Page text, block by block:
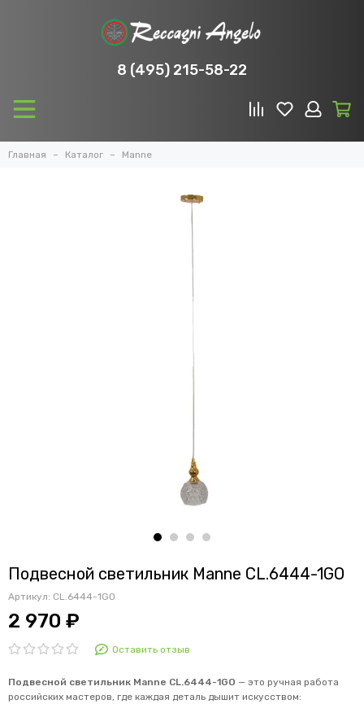
8 (495) 215-58-22
Главная Каталог Manne
Подвесной светильник Manne CL.6444-1GO
Артикул: CL.6444-1GO
2 970 ₽
Оставить отзыв
Подвесной светильник Manne CL.6444-1GO — это ручная работа
российских мастеров, где каждая деталь дышит искусством: